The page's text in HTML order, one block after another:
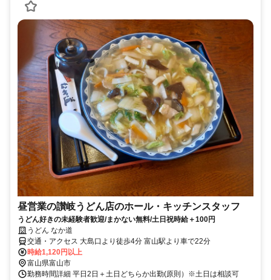
昼営業の讃岐うどん店のホール・キッチンスタッフ
うどん好きの未経験者歓迎/まかない無料/土日祝時給＋100円
うどん なか道
交通・アクセス 大島口より徒歩4分 富山駅より車で22分
時給1,120円以上
富山県富山市
勤務時間詳細 平日2日＋土日どちらか出勤(原則）※土日は相談可